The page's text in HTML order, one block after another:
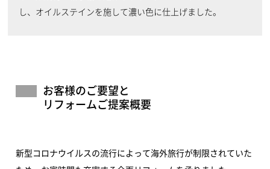
し、オイルステインを施して濃い色に仕上げました。
お客様のご要望と
リフォームご提案概要
新型コロナウイルスの流行によって海外旅行が制限されていた